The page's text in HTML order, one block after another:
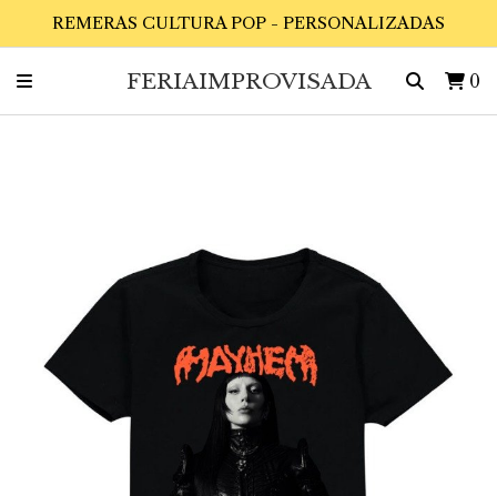
REMERAS CULTURA POP - PERSONALIZADAS
FERIAIMPROVISADA 0